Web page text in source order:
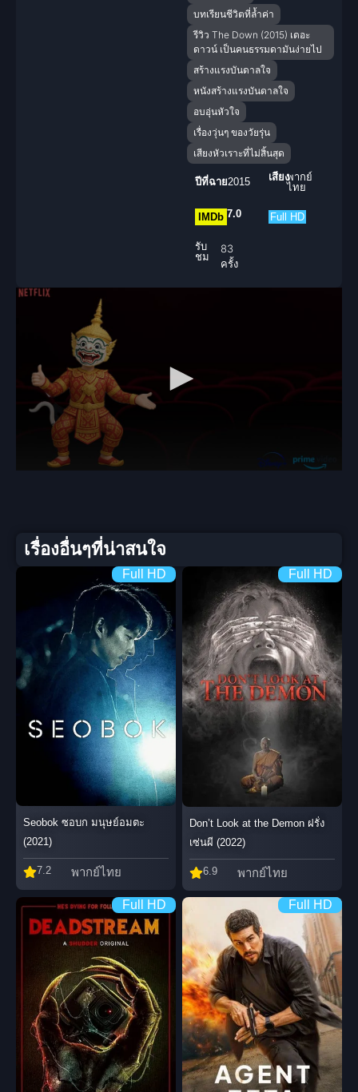
บทเรียนชีวิตที่ล้ำค่า
รีวิว The Down (2015) เดอะ
ดาวน์ เป็นคนธรรมดามันง่ายไป
สร้างแรงบันดาลใจ
หนังสร้างแรงบันดาลใจ
อบอุ่นหัวใจ
เรื่องวุ่นๆ ของวัยรุ่น
เสียงหัวเราะที่ไม่สิ้นสุด
ปีที่ฉาย2015 เสียงพากย์
ไทย
IMDb 7.0 Full HD
รับ
ชม
83
ครั้ง
เรื่องอื่นๆที่น่าสนใจ
Full HD
Seobok ซอบก มนุษย์อมตะ
(2021)
7.2 พากย์ไทย
Full HD
Don’t Look at the Demon ฝรั่ง
เซ่นผี (2022)
6.9 พากย์ไทย
Full HD Full HD